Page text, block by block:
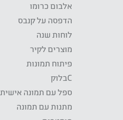
אלבום כרומו
הדפסה על קנבס
לוחות שנה
מוצרים לקיר
פיתוח תמונות
Cבלוק
ספל עם תמונה אישית
מתנות עם תמונה